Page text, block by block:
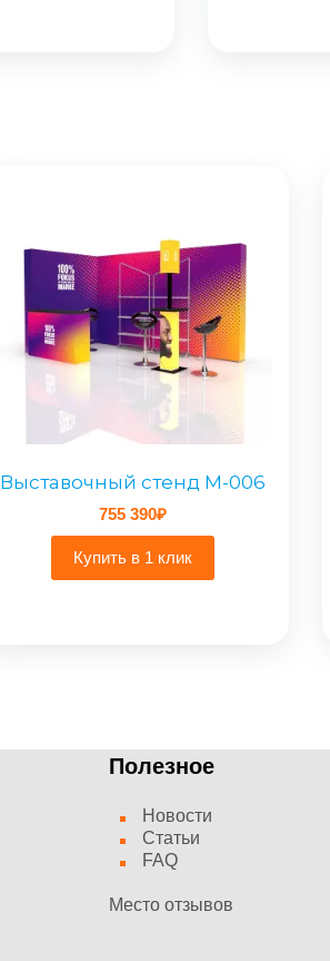
Выставочный стенд M-006
755 390₽
Купить в 1 клик
Полезное
Новости
Статьи
FAQ
Место отзывов